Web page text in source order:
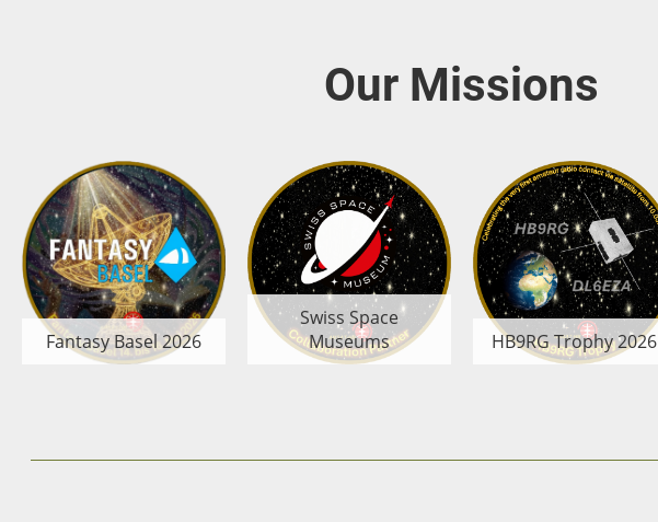
Our Missions
Fantasy Basel 2026
Swiss Space
Museums
HB9RG Trophy 2026